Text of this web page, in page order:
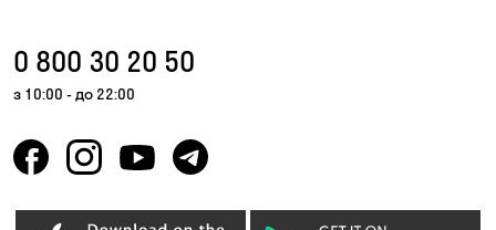
0 800 30 20 50
з 10:00 - до 22:00